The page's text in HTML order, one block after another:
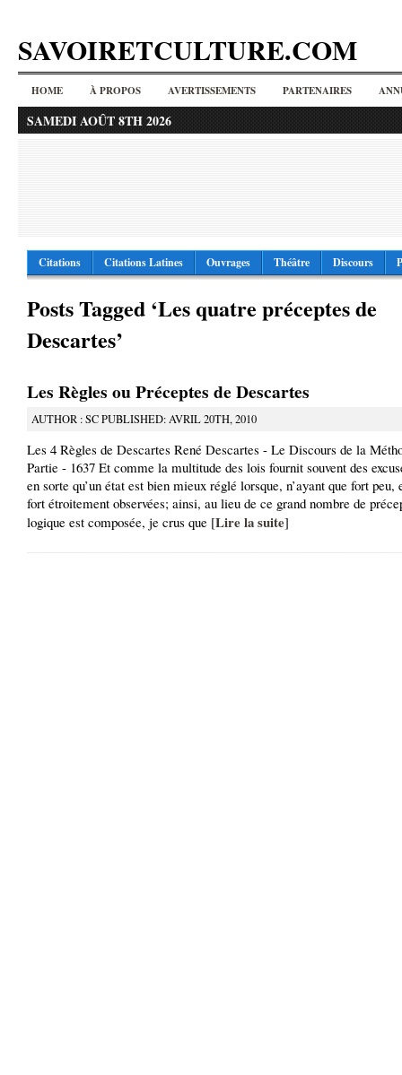
SAVOIRETCULTURE.COM
HOME À PROPOS AVERTISSEMENTS PARTENAIRES
SAMEDI AOÛT 8TH 2026
Citations Citations Latines Ouvrages Théâtre Discours
Posts Tagged ‘Les quatre préceptes de
Descartes’
Les Règles ou Préceptes de Descartes
AUTHOR : SC PUBLISHED: AVRIL 20TH, 2010
Les 4 Règles de Descartes René Descartes - Le Discours de la
Partie - 1637 Et comme la multitude des lois fournit souvent des
en sorte qu’un état est bien mieux réglé lorsque, n’ayant que fort peu,
fort étroitement observées; ainsi, au lieu de ce grand nombre de
logique est composée, je crus que [Lire la suite]